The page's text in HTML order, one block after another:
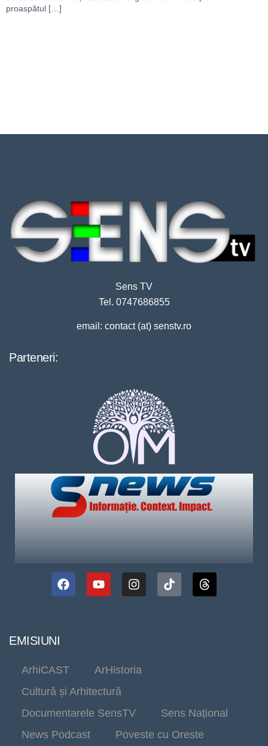
proaspătul […]
Sens TV
Tel. 0747686855
email: contact (at) senstv.ro
Parteneri:
EMISIUNI
ArhiCAST
ArHistoria
Cultură și Arhitectură
Documentarele SensTV
Sens Național
News Podcast
Poveste cu Oreste